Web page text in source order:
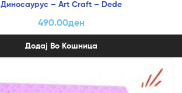
Диносаурус – Art Craft – Dede
490.00ден
Додај Во Кошница